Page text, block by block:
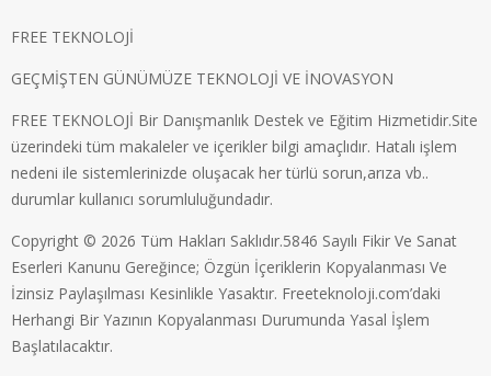
FREE TEKNOLOJİ
GEÇMİŞTEN GÜNÜMÜZE TEKNOLOJİ VE İNOVASYON
FREE TEKNOLOJİ Bir Danışmanlık Destek ve Eğitim Hizmetidir.Site
üzerindeki tüm makaleler ve içerikler bilgi amaçlıdır. Hatalı işlem
nedeni ile sistemlerinizde oluşacak her türlü sorun,arıza vb..
durumlar kullanıcı sorumluluğundadır.
Copyright © 2026 Tüm Hakları Saklıdır.5846 Sayılı Fikir Ve Sanat
Eserleri Kanunu Gereğince; Özgün İçeriklerin Kopyalanması Ve
İzinsiz Paylaşılması Kesinlikle Yasaktır. Freeteknoloji.com’daki
Herhangi Bir Yazının Kopyalanması Durumunda Yasal İşlem
Başlatılacaktır.